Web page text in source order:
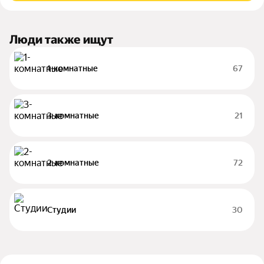
Люди также ищут
1-комнатные 67
3-комнатные 21
2-комнатные 72
Студии 30